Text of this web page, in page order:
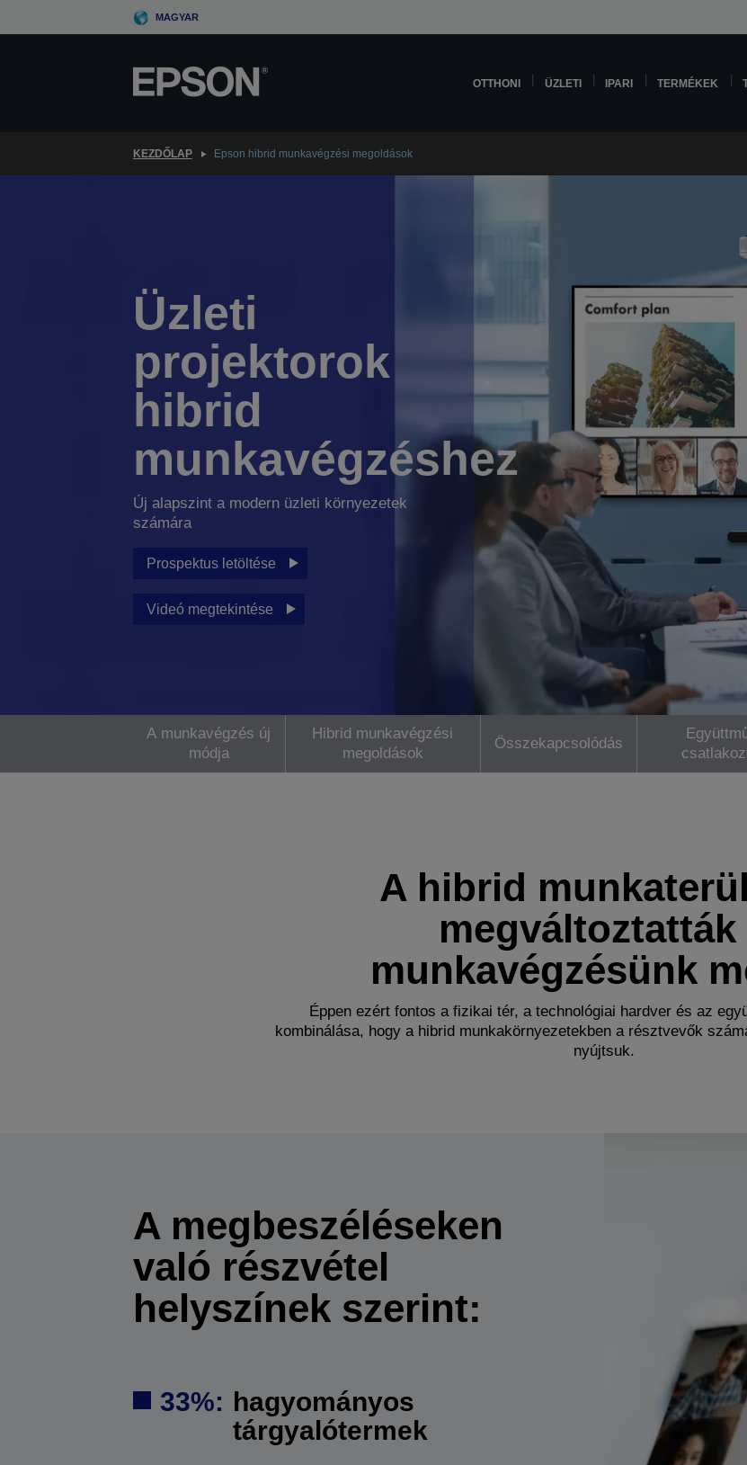
to
MAGYAR
OTTHONI ÜZLETI IPARI TERMÉKEK
KEZDŐLAP Epson hibrid munkavégzési megoldások
Üzleti
projektorok
hibrid
munkavégzéshez
Új alapszint a modern üzleti környezetek
számára
Prospektus letöltése
Videó megtekintése
A munkavégzés új
módja
Hibrid munkavégzési
megoldások
Összekapcsolódás
A hibrid
megváltoztatták
munkavégzésünk
Éppen ezért fontos a fizikai tér, a technológiai hardver és az
kombinálása, hogy a hibrid munkakörnyezetekben a résztvevők
nyújtsuk.
A megbeszéléseken
való részvétel
helyszínek szerint:
33%: hagyományos
tárgyalótermek